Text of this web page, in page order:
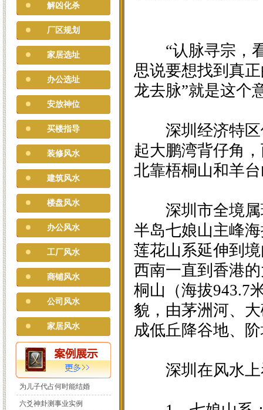
解凶化杀
厂区规划
家居选址
办公选址
安放神位
买楼指导
装修风水
建筑风水
楼盘风水
办公风水
工厂风水
商铺风水
公司风水
家居风水
为儿子代占何时能结婚
六爻神卦测事业实例
“认脉寻宗，看
思说要想找到真
龙去脉”就是这个
深圳经济特区
起大鹏湾背仔角
北靠梧桐山和羊
深圳市全境属
半岛七娘山主峰
莲花山系延伸到
西南一直到香港
桐山（海拔943.7
貌，由茅洲河、
成低丘降谷地、
深圳在风水上